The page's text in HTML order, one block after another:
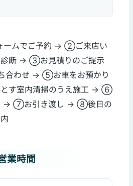
ームでご予約 → ②ご来店い
診断 → ③お見積りのご提示
合わせ → ⑤お車をお預かり
とす室内清掃のうえ施工 → ⑥
→ ⑦お引き渡し → ⑧後日の
業時間